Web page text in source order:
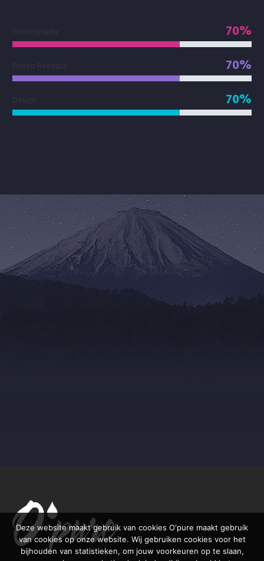
Photography 70%
Photo Retouch 70%
Design 70%
Deze website maakt gebruik van cookies O'pure maakt gebruik
van cookies op onze website. Wij gebruiken cookies voor het
bijhouden van statistieken, om jouw voorkeuren op te slaan,